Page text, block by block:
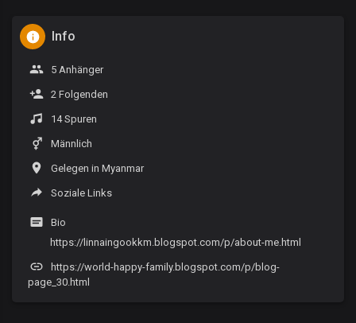
Info
5 Anhänger
2 Folgenden
14 Spuren
Männlich
Gelegen in Myanmar
Soziale Links
Bio
https://linnaingookkm.blogspot.com/p/about-me.html
https://world-happy-family.blogspot.com/p/blog-
page_30.html